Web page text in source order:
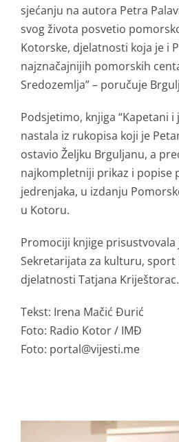
sjećanju na autora Petra
svog života posvetio
Kotorske, djelatnosti koja je i
najznačajnijih pomorskih
Sredozemlja” – poručuje
Podsjetimo, knjiga “Kapetani i
nastala iz rukopisa koji je
ostavio Željku Brguljanu, a
najkompletniji prikaz i popise
jedrenjaka, u izdanju
u Kotoru.
Promociji knjige prisustvovala
Sekretarijata za kulturu,
djelatnosti Tatjana Kriještorac.
Tekst: Irena Mačić Đurić
Foto: Radio Kotor / IMĐ
Foto: portal@vijesti.me